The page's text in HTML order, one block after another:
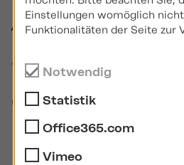
Ablauf der
g bei der
mündlicher
Einstellungen womöglich
Funktionalitäten der Seite zur
Notwendig
Statistik
Office365.com
Vimeo